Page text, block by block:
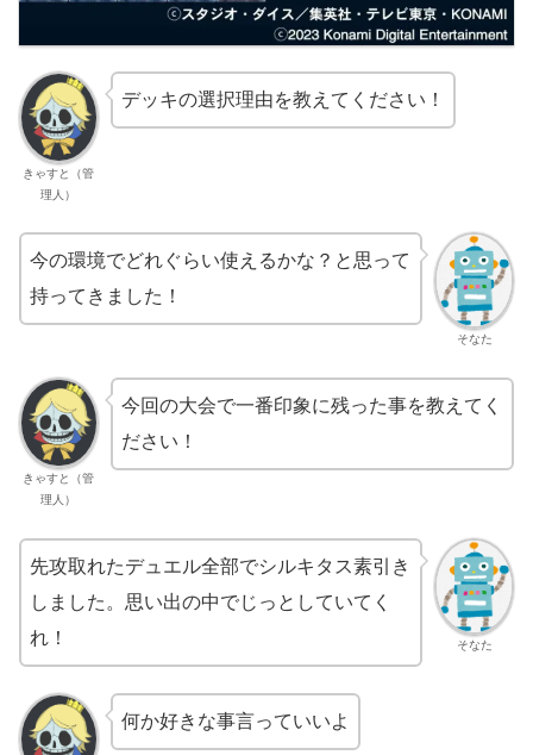
きゃすと（管
理人）
デッキの選択理由を教えてください！
そなた
今の環境でどれぐらい使えるかな？と思って
持ってきました！
きゃすと（管
理人）
今回の大会で一番印象に残った事を教えてく
ださい！
そなた
先攻取れたデュエル全部でシルキタス素引き
しました。思い出の中でじっとしていてく
れ！
何か好きな事言っていいよ